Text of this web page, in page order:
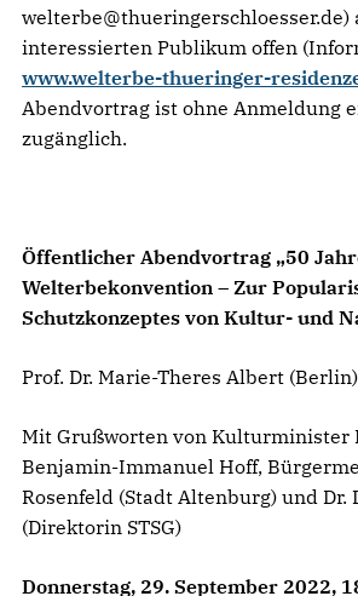
welterbe@thueringerschloesser.de)
interessierten Publikum offen
www.welterbe-thueringer-
Abendvortrag ist ohne Anmeldung
zugänglich.
Öffentlicher Abendvortrag „50
Welterbekonvention – Zur
Schutzkonzeptes von Kultur- und
Prof. Dr. Marie-Theres Albert (Berlin)
Mit Grußworten von Kulturminister
Benjamin-Immanuel Hoff,
Rosenfeld (Stadt Altenburg) und Dr.
(Direktorin STSG)
Donnerstag, 29. September 2022,